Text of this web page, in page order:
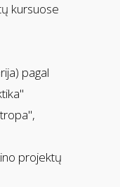
kursuose
pagal
projektų